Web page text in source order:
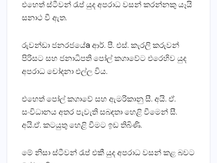
එහෙත් ස්‌ටීවන් රැප් යුද අපරාධ වසන් කරන්නකු යෑයි
සනාථ වී ඇත.
රුවන්ඩා ජනරජයේa ආර්. පී. එස්‌. කැරලි කරුවන්
පිරිසට සහ ජනාධිපති පෝල් කගාවේට එරෙහිව යුද
අපරාධ චෝදනා එල්ල විය.
එහෙත් පෝල් කගාවේ සහ ඇමරිකානු සී. අයි. ඒ.
සංවිධානය අතර පැවැති සබඳතා හෙළි වීමෙන් සී.
අයි.ඒ. කටයුතු හෙළි වීමට ඉඩ තිබිණි.
මේ නිසා ස්‌ටීවන් රැප් එකී යුද අපරාධ වසන් කළ බවට